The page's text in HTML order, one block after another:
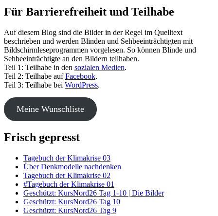
Für Barrierefreiheit und Teilhabe
Auf diesem Blog sind die Bilder in der Regel im Quelltext
beschrieben und werden Blinden und Sehbeeinträchtigten mit
Bildschirmleseprogrammen vorgelesen. So können Blinde und
Sehbeeinträchtigte an den Bildern teilhaben.
Teil 1: Teilhabe in den sozialen Medien.
Teil 2: Teilhabe aufFacebook.
Teil 3: Teilhabe bei WordPress.
Meine Wunschliste
Frisch gepresst
Tagebuch der Klimakrise 03
Über Denkmodelle nachdenken
Tagebuch der Klimakrise 02
#Tagebuch der Klimakrise 01
Geschützt: KursNord26 Tag 1-10 | Die Bilder
Geschützt: KursNord26 Tag 10
Geschützt: KursNord26 Tag 9